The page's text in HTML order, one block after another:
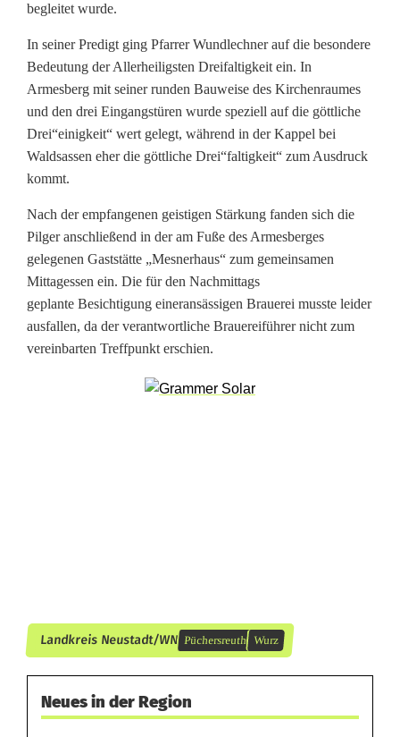
c
h
e
r
s
r
e
u
t
h
/
l
d
begleitet wurde.
In seiner Predigt ging Pfarrer Wundlechner auf die besondere
Bedeutung der Allerheiligsten Dreifaltigkeit ein. In
Armesberg mit seiner runden Bauweise des Kirchenraumes
und den drei Eingangstüren wurde speziell auf die göttliche
Drei“einigkeit“ wert gelegt, während in der Kappel bei
Waldsassen eher die göttliche Drei“faltigkeit“ zum Ausdruck
kommt.
Nach der empfangenen geistigen Stärkung fanden sich die
Pilger anschließend in der am Fuße des Armesberges
gelegenen Gaststätte „Mesnerhaus“ zum gemeinsamen
Mittagessen ein. Die für den Nachmittags
geplante Besichtigung eineransässigen Brauerei musste leider
ausfallen, da der verantwortliche Brauereiführer nicht zum
vereinbarten Treffpunkt erschien.
Landkreis Neustadt/WN Püchersreuth Wurz
Neues in der Region